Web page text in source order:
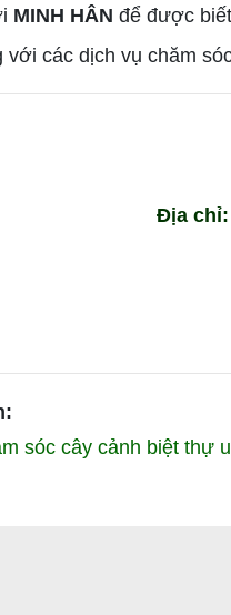
MINH HÂN để được
với các dịch vụ chăm
Địa chỉ:
sóc cây cảnh biệt thự